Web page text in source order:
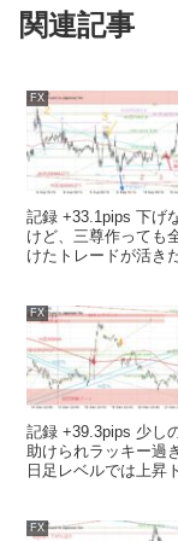
関連記事
FX
記録 +33.1pips 下げ
けど、三尊作っても
けたトレードが活き
FX
記録 +39.3pips 少し
助けられラッキー過
日足レベルでは上昇
FX